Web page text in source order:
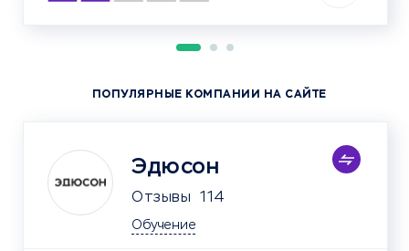
ПОПУЛЯРНЫЕ КОМПАНИИ НА САЙТЕ
Эдюсон
Отзывы 114
Обучение